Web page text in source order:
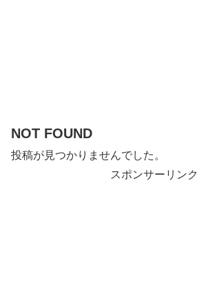
NOT FOUND
投稿が見つかりませんでした。
スポンサーリンク